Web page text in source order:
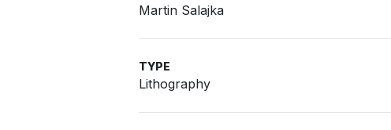
Martin Salajka
TYPE
Lithography